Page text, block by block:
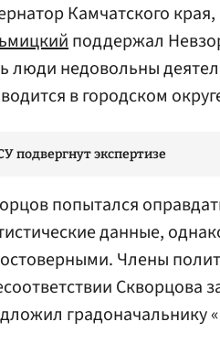
Камчатского
поддержал
люди недовольны
в городском
подвергнут экспертизе
попытался
данные,
Члены
Скворцова
градоначальнику